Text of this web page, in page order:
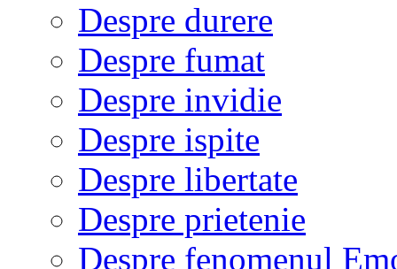
Despre durere
Despre fumat
Despre invidie
Despre ispite
Despre libertate
Despre prietenie
Despre fenomenul